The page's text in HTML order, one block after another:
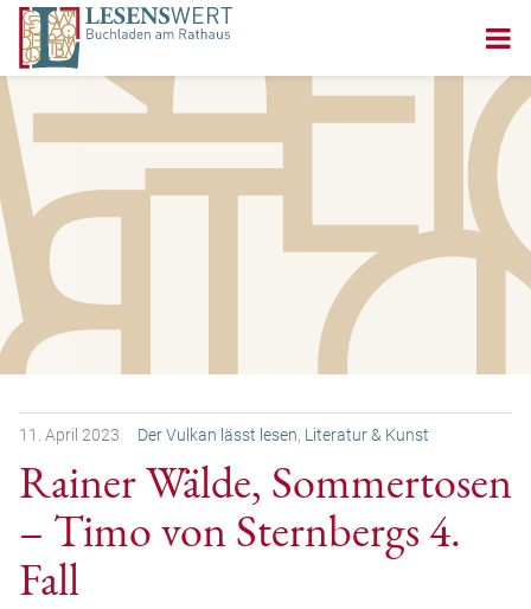
11. April 2023 Der Vulkan lässt lesen, Literatur & Kunst
Rainer Wälde, Sommertosen
– Timo von Sternbergs 4.
Fall